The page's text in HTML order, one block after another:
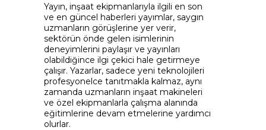
Yayın, inşaat ekipmanlarıyla ilgili en son
ve en güncel haberleri yayımlar, saygın
uzmanların görüşlerine yer verir,
sektörün önde gelen isimlerinin
deneyimlerini paylaşır ve yayınları
olabildiğince ilgi çekici hale getirmeye
çalışır. Yazarlar, sadece yeni teknolojileri
profesyonelce tanıtmakla kalmaz, aynı
zamanda uzmanların inşaat makineleri
ve özel ekipmanlarla çalışma alanında
eğitimlerine devam etmelerine yardımcı
olurlar.